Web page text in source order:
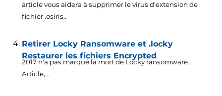
article vous aidera à supprimer le virus d'extension de
fichier .osiris..
Retirer Locky Ransomware et .locky
Restaurer les fichiers Encrypted
2017 n'a pas marqué la mort de Locky ransomware.
Article,...